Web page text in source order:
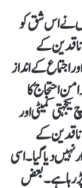
نے اس شق کو
کے
کے انداز
احتجاج کا
کمیٹی اور
ناقدین کے
دیا گیا۔ اسی
رہا ہے۔ بعض